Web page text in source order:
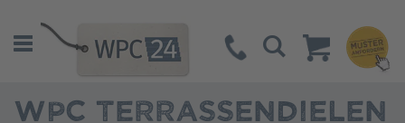
Suche
WPC TERRASSENDIELEN